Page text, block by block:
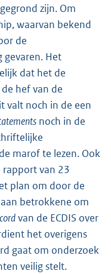
zijn. Om
waarvan bekend
de
gevaren. Het
dat het de
hef van de
valt noch in de een
noch in de
marof te lezen. Ook
van 23
plan om door de
betrokkene om
van de ECDIS over
het overigens
gaat om onderzoek
veilig stelt.